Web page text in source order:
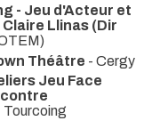
- Jeu d'Acteur et
Llinas (Dir
Théâtre - Cergy
Jeu Face
Tourcoing